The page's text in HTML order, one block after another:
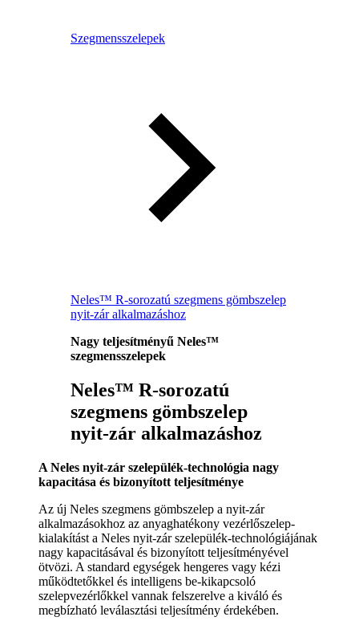
Szegmensszelepek
Neles™ R-sorozatú szegmens gömbszelep
nyit-zár alkalmazáshoz
Nagy teljesítményű Neles™
szegmensszelepek
Neles™ R-sorozatú
szegmens gömbszelep
nyit-zár alkalmazáshoz
A Neles nyit-zár szelepülék-technológia nagy
kapacitása és bizonyított teljesítménye
Az új Neles szegmens gömbszelep a nyit-zár
alkalmazásokhoz az anyaghatékony vezérlőszelep-
kialakítást a Neles nyit-zár szelepülék-technológiájának
nagy kapacitásával és bizonyított teljesítményével
ötvözi. A standard egységek hengeres vagy kézi
működtetőkkel és intelligens be-kikapcsoló
szelepvezérlőkkel vannak felszerelve a kiváló és
megbízható leválasztási teljesítmény érdekében.